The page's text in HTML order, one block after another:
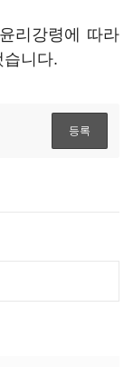
리강령에 따라
습니다.